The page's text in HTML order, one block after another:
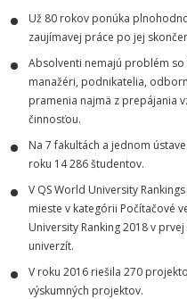
Už 80 rokov ponúka
zaujímavej práce po jej
Absolventi nemajú problém
manažéri, podnikatelia,
pramenia najmä z prepájania
činnosťou.
Na 7 fakultách a jednom
roku 14 286 študentov.
V QS World University
mieste v kategórii Počítačové
University Ranking 2018 v
univerzít.
V roku 2016 riešila 270
výskumných projektov.